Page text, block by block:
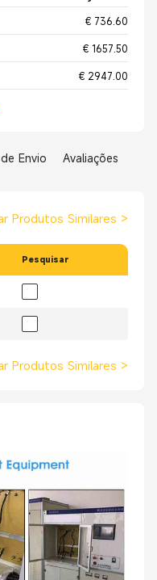
€ 736.60
€ 1657.50
€ 2947.00
Envio Avaliações
Produtos Similares >
Pesquisar
Produtos Similares >